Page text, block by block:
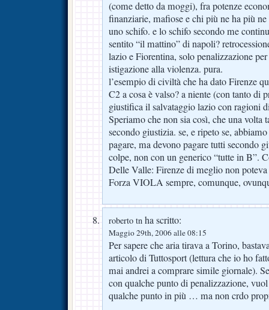
(come detto da moggi), fra potenze
finanziarie, mafiose e chi più ne ha più ne
uno schifo. e lo schifo secondo me
sentito “il mattino” di napoli?
lazio e Fiorentina, solo penalizzazione
istigazione alla violenza. pura.
l’esempio di civiltà che ha dato Firenze
C2 a cosa è valso? a niente (con tanto di
giustifica il salvataggio lazio con ragioni
Speriamo che non sia così, che una volta
secondo giustizia. se, e ripeto se,
pagare, ma devono pagare tutti secondo
colpe, non con un generico “tutte in B”.
Delle Valle: Firenze di meglio non poteva
Forza VIOLA sempre, comunque,
roberto tn ha scritto:
Maggio 29th, 2006 alle 08:15
Per sapere che aria tirava a Torino,
articolo di Tuttosport (lettura che io ho
mai andrei a comprare simile giornale).
con qualche punto di penalizzazione,
qualche punto in più … ma non crdo